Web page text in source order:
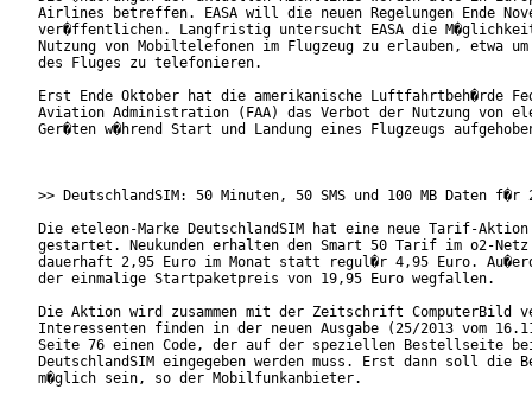
Airlines betreffen. EASA will die neuen Regelungen Ende
ver�ffentlichen. Langfristig untersucht EASA die
Nutzung von Mobiltelefonen im Flugzeug zu erlauben, etwa um
des Fluges zu telefonieren.
Erst Ende Oktober hat die amerikanische Luftfahrtbeh�rde
Aviation Administration (FAA) das Verbot der Nutzung von
Ger�ten w�hrend Start und Landung eines Flugzeugs
>> DeutschlandSIM: 50 Minuten, 50 SMS und 100 MB Daten f�r
Die eteleon-Marke DeutschlandSIM hat eine neue Tarif-Aktion
gestartet. Neukunden erhalten den Smart 50 Tarif im o2-
dauerhaft 2,95 Euro im Monat statt regul�r 4,95 Euro.
der einmalige Startpaketpreis von 19,95 Euro wegfallen.
Die Aktion wird zusammen mit der Zeitschrift ComputerBild
Interessenten finden in der neuen Ausgabe (25/2013 vom
Seite 76 einen Code, der auf der speziellen Bestellseite
DeutschlandSIM eingegeben werden muss. Erst dann soll die
m�glich sein, so der Mobilfunkanbieter.